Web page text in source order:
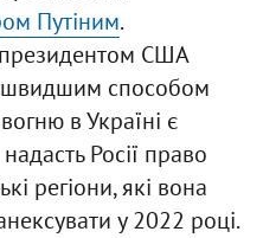
Путіним.
США
способом
в Україні є
Росії право
регіони, які вона
у 2022 році.